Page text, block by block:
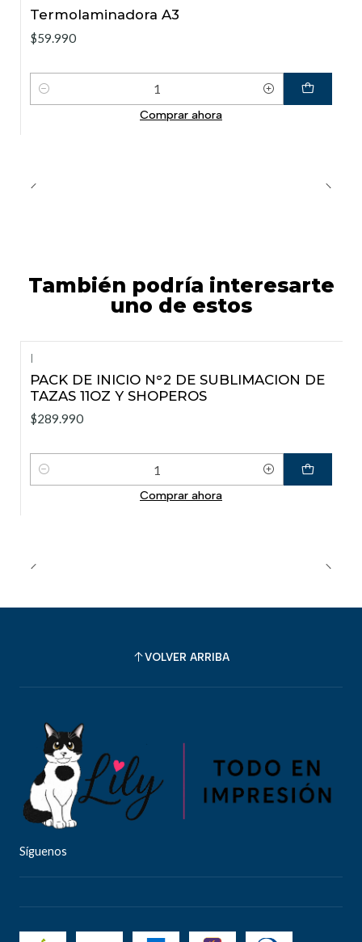
Termolaminadora A3
$59.990
Cantidad
Comprar ahora
También podría interesarte
uno de estos
|
PACK DE INICIO N°2 DE SUBLIMACION DE
TAZAS 11OZ Y SHOPEROS
$289.990
Cantidad
Comprar ahora
VOLVER ARRIBA
Síguenos